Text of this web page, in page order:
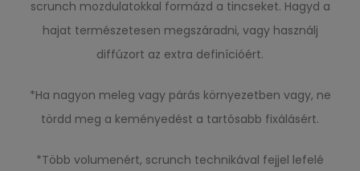
scrunch mozdulatokkal formázd a tincseket. Hagyd a
hajat természetesen megszáradni, vagy használj
diffúzort az extra definícióért.
*Ha nagyon meleg vagy párás környezetben vagy, ne
tördd meg a keményedést a tartósabb fixálásért.
*Több volumenért, scrunch technikával fejjel lefelé